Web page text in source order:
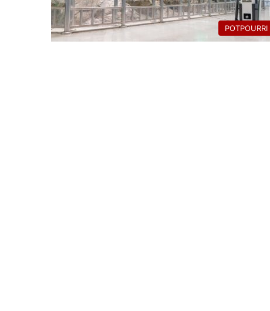
POTPOURRI